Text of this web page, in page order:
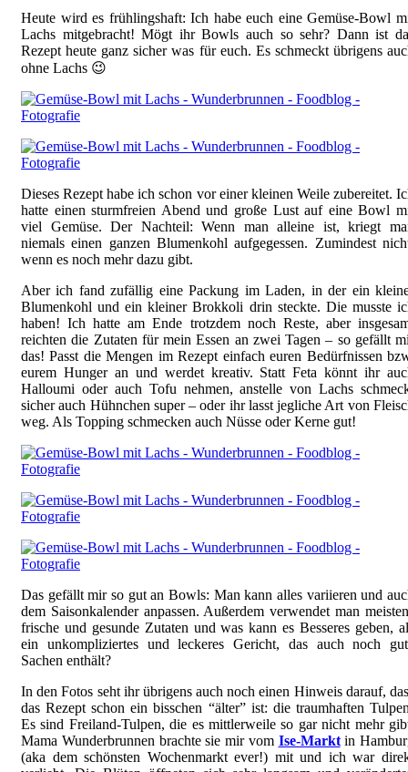
Heute wird es frühlingshaft: Ich habe euch eine Gemüse-Bowl
Lachs mitgebracht! Mögt ihr Bowls auch so sehr? Dann ist
Rezept heute ganz sicher was für euch. Es schmeckt übrigens
ohne Lachs 😉
Dieses Rezept habe ich schon vor einer kleinen Weile zubereitet.
hatte einen sturmfreien Abend und große Lust auf eine Bowl
viel Gemüse. Der Nachteil: Wenn man alleine ist, kriegt
niemals einen ganzen Blumenkohl aufgegessen. Zumindest
wenn es noch mehr dazu gibt.
Aber ich fand zufällig eine Packung im Laden, in der ein
Blumenkohl und ein kleiner Brokkoli drin steckte. Die musste
haben! Ich hatte am Ende trotzdem noch Reste, aber
reichten die Zutaten für mein Essen an zwei Tagen – so gefällt
das! Passt die Mengen im Rezept einfach euren Bedürfnissen
eurem Hunger an und werdet kreativ. Statt Feta könnt ihr
Halloumi oder auch Tofu nehmen, anstelle von Lachs
sicher auch Hühnchen super – oder ihr lasst jegliche Art von
weg. Als Topping schmecken auch Nüsse oder Kerne gut!
Das gefällt mir so gut an Bowls: Man kann alles variieren und
dem Saisonkalender anpassen. Außerdem verwendet man
frische und gesunde Zutaten und was kann es Besseres geben,
ein unkompliziertes und leckeres Gericht, das auch noch
Sachen enthält?
In den Fotos seht ihr übrigens auch noch einen Hinweis darauf,
das Rezept schon ein bisschen “älter” ist: die traumhaften
Es sind Freiland-Tulpen, die es mittlerweile so gar nicht mehr
Mama Wunderbrunnen brachte sie mir vom Ise-Marktin
(aka dem schönsten Wochenmarkt ever!) mit und ich war